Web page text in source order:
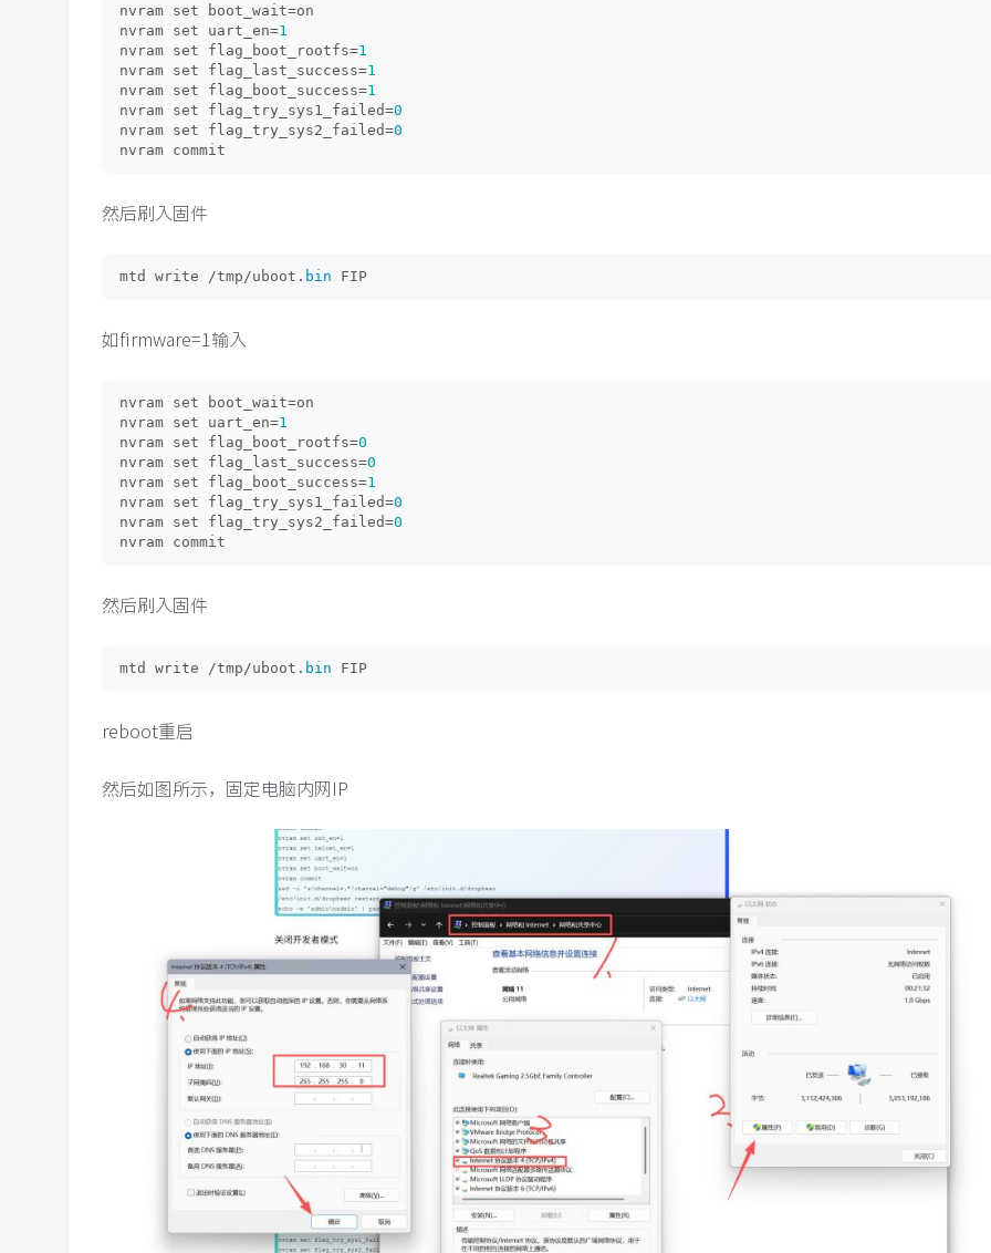
nvram set boot_wait=on
nvram set uart_en=1
nvram set flag_boot_rootfs=1
nvram set flag_last_success=1
nvram set flag_boot_success=1
nvram set flag_try_sys1_failed=0
nvram set flag_try_sys2_failed=0
nvram commit
然后刷入固件
mtd write /tmp/uboot. bin FIP
如firmware=1输入
nvram set boot_wait=on
nvram set uart_en=1
nvram set flag_boot_rootfs=0
nvram set flag_last_success=0
nvram set flag_boot_success=1
nvram set flag_try_sys1_failed=0
nvram set flag_try_sys2_failed=0
nvram commit
然后刷入固件
mtd write /tmp/uboot. bin FIP
reboot重启
然后如图所示，固定电脑内网IP